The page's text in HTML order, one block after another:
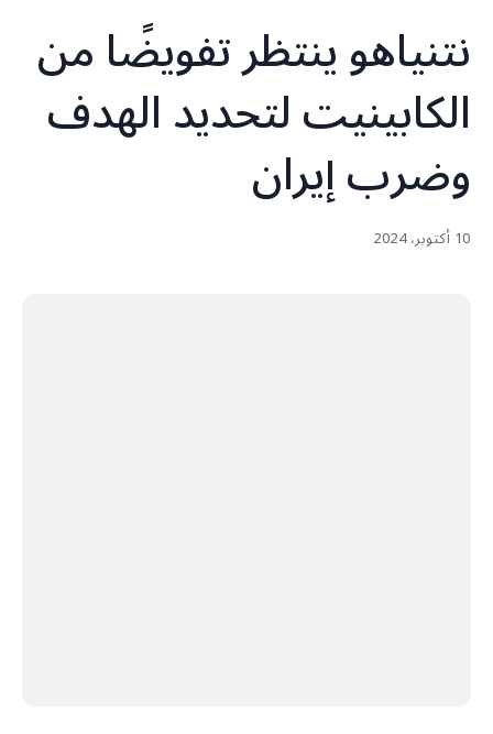
نتنياهو ينتظر تفويضًا من
الكابينيت لتحديد الهدف
وضرب إيران
10 أكتوبر، 2024